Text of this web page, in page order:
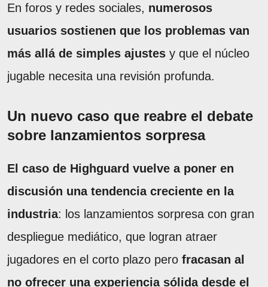
En foros y redes sociales, numerosos
usuarios sostienen que los problemas van
más allá de simples ajustes y que el núcleo
jugable necesita una revisión profunda.
Un nuevo caso que reabre el debate
sobre lanzamientos sorpresa
El caso de Highguard vuelve a poner en
discusión una tendencia creciente en la
industria: los lanzamientos sorpresa con gran
despliegue mediático, que logran atraer
jugadores en el corto plazo pero fracasan al
no ofrecer una experiencia sólida desde el